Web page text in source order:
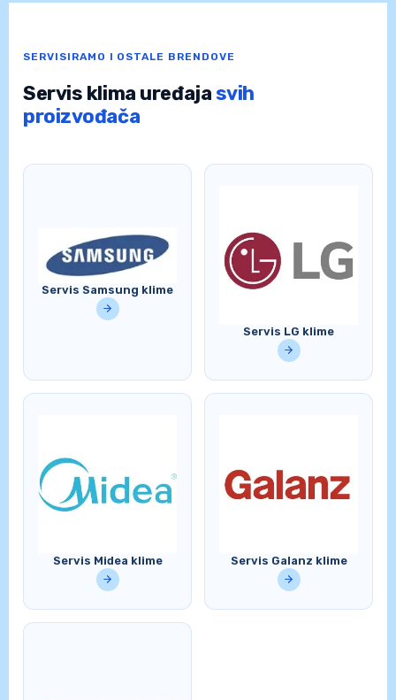
SERVISIRAMO I OSTALE BRENDOVE
Servis klima uređajasvih
proizvođača
Servis Samsung klime
Servis LG klime
Servis Midea klime Servis Galanz klime